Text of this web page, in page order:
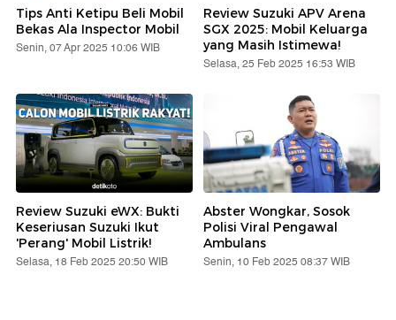
Tips Anti Ketipu Beli Mobil
Bekas Ala Inspector Mobil
Senin, 07 Apr 2025 10:06 WIB
Review Suzuki APV Arena
SGX 2025: Mobil Keluarga
yang Masih Istimewa!
Selasa, 25 Feb 2025 16:53 WIB
Review Suzuki eWX: Bukti
Keseriusan Suzuki Ikut
'Perang' Mobil Listrik!
Selasa, 18 Feb 2025 20:50 WIB
Abster Wongkar, Sosok
Polisi Viral Pengawal
Ambulans
Senin, 10 Feb 2025 08:37 WIB